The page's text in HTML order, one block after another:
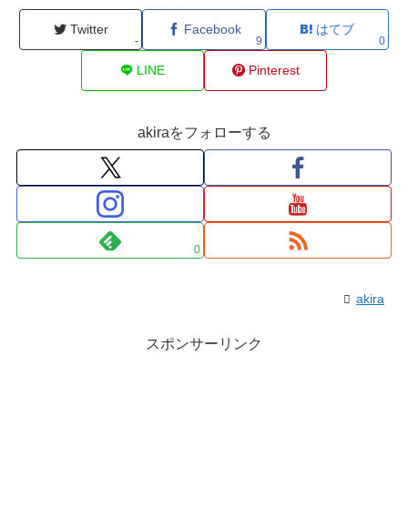
Twitter
-
Facebook
9
はてブ
0
LINE Pinterest
akiraをフォローする
0
akira
スポンサーリンク